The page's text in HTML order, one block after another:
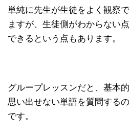
単純に先生が生徒をよく観察
ますが、生徒側がわからない
できるという点もあります。
グループレッスンだと、基本
思い出せない単語を質問する
です。